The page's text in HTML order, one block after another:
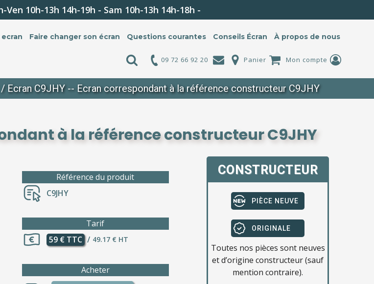
10h-13h 14h-19h - Sam 10h-13h 14h-18h -
Faire changer son écran Questions courantes Conseils Écran À propos de nous
09 72 66 92 20 Panier Mon compte
Ecran C9JHY -- Ecran correspondant à la référence constructeur C9JHY
à la référence constructeur C9JHY
Référence du produit
C9JHY
Tarif
59 € TTC / 49.17 € HT
Acheter
CONSTRUCTEUR
PIÈCE NEUVE
ORIGINALE
Toutes nos pièces sont neuves
et d’origine constructeur (sauf
mention contraire).